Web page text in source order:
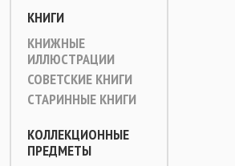
КНИГИ
КНИЖНЫЕ
ИЛЛЮСТРАЦИИ
СОВЕТСКИЕ КНИГИ
СТАРИННЫЕ КНИГИ
КОЛЛЕКЦИОННЫЕ
ПРЕДМЕТЫ